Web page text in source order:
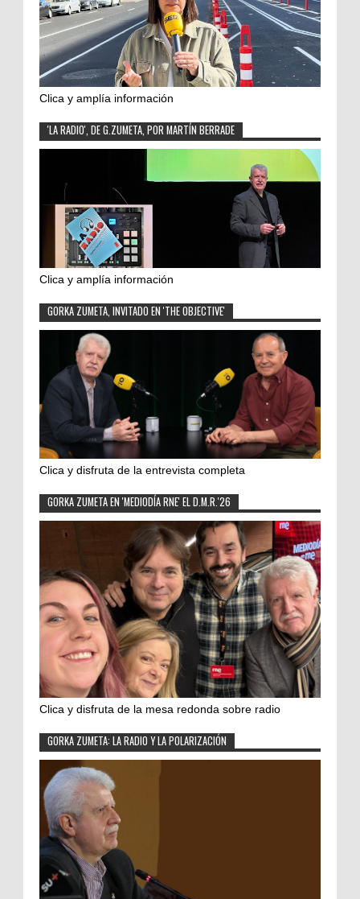
Clica y amplía información
'LA RADIO', DE G.ZUMETA, POR MARTÍN BERRADE
Clica y amplía información
GORKA ZUMETA, INVITADO EN 'THE OBJECTIVE'
Clica y disfruta de la entrevista completa
GORKA ZUMETA EN 'MEDIODÍA RNE' EL D.M.R.'26
Clica y disfruta de la mesa redonda sobre radio
GORKA ZUMETA: LA RADIO Y LA POLARIZACIÓN